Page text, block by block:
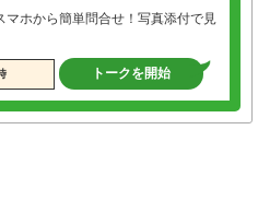
マホから簡単問合せ！写真添付で見
トークを開始